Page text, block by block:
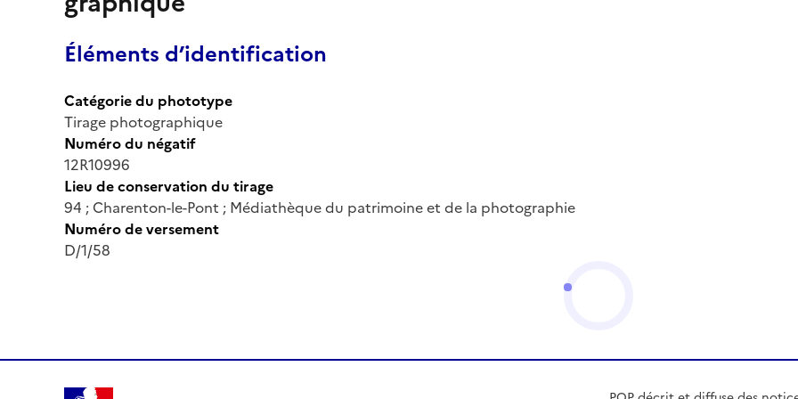
Éléments d’identification
Catégorie du phototype
Tirage photographique
Numéro du négatif
12R10996
Lieu de conservation du tirage
94 ; Charenton-le-Pont ; Médiathèque du patrimoine et de la photographie
Numéro de versement
D/1/58